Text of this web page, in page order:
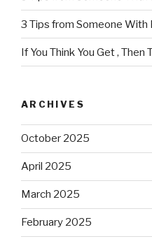
3 Tips from Someone With
If You Think You Get ,
ARCHIVES
October 2025
April 2025
March 2025
February 2025